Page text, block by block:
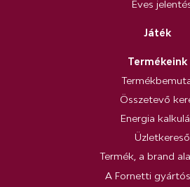
Éves
Játék
Termékeink
Összetevő
Energia
Üzletkereső
Termék, a brand
A Fornetti